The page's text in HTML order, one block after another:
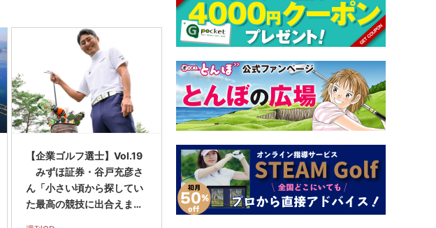
【企業ゴルフ選士】Vol.19
みずほ証券・谷戸充彦さ
ん「小さい頃から探してい
た最高の競技に出合えまし